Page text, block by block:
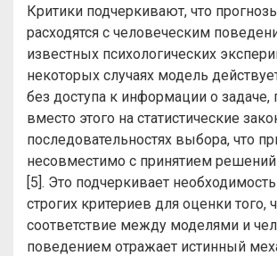
Критики подчеркивают, что
расходятся с человеческим
известных психологических
некоторых случаях модель
без доступа к информации о задаче,
вместо этого на статистические
последовательностях выбора, что
несовместимо с принятием
[5]. Это подчеркивает
строгих критериев для оценки того,
соответствие между моделями и
поведением отражает истинный